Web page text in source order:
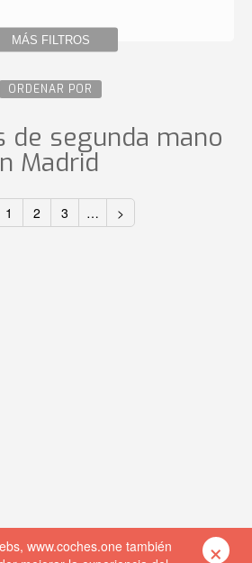
MÁS FILTROS
ORDENAR POR
de segunda mano
Madrid
1 2 3 … >
www.coches.one también
×